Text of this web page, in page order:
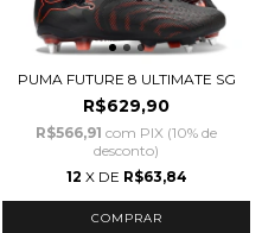
PUMA FUTURE 8 ULTIMATE SG
R$629,90
R$566,91 com PIX (10% de
desconto)
12 X DE R$63,84
COMPRAR